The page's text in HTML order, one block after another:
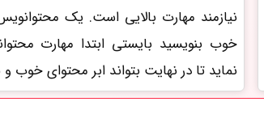
نیازمند مهارت بالایی است. یک
خوب بنویسید بایستی ابتدا مهارت
نماید تا در نهایت بتواند ابر محتوای خوب و